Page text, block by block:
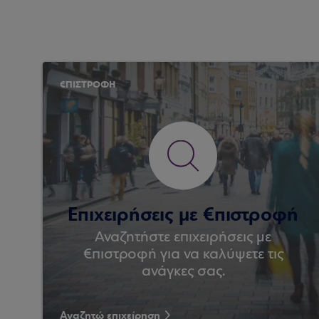
€ΠΙΣΤΡΟΦΗ
Επιχειρήσεις με €πιστροφή
Αναζητήστε επιχειρήσεις με
€πιστροφή για να καλύψετε τις
ανάγκες σας.
Αναζητώ επιχείρηση